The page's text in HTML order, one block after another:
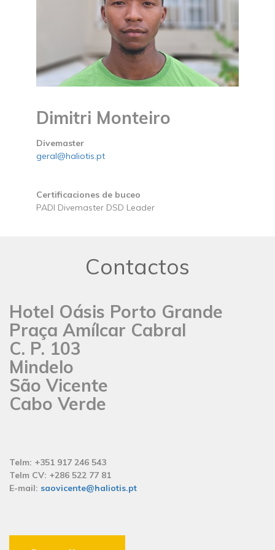
Dimitri Monteiro
Divemaster
geral@haliotis.pt
Certificaciones de buceo
PADI Divemaster DSD Leader
Contactos
Hotel Oásis Porto Grande
Praça Amílcar Cabral
C. P. 103
Mindelo
São Vicente
Cabo Verde
Telm: +351 917 246 543
Telm CV: +286 522 77 81
E-mail: saovicente@haliotis.pt